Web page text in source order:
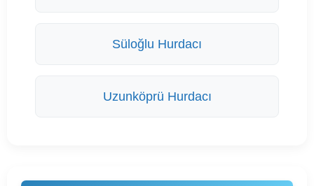
Süloğlu Hurdacı
Uzunköprü Hurdacı